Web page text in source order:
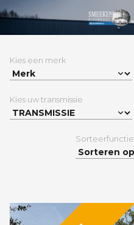
Kies een merk
Kies uw transmissie
Sorteerfunctie